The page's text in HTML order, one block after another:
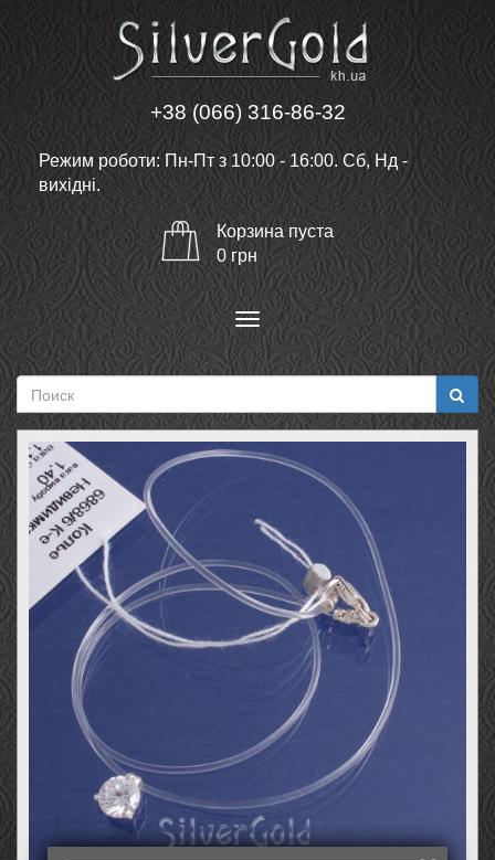
+38 (066) 316-86-32
Режим роботи: Пн-Пт з 10:00 - 16:00. Сб, Нд -
вихідні.
Корзина пуста
0 грн
Меню